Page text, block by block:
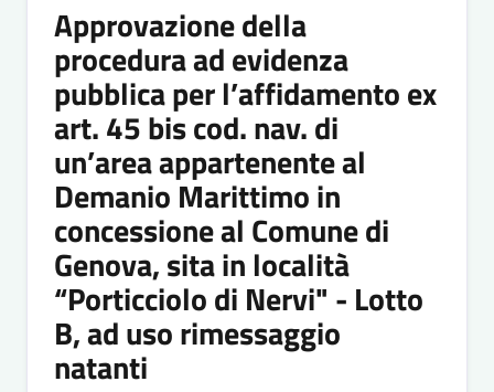
Approvazione della
procedura ad evidenza
pubblica per l’affidamento ex
art. 45 bis cod. nav. di
un’area appartenente al
Demanio Marittimo in
concessione al Comune di
Genova, sita in località
“Porticciolo di Nervi" - Lotto
B, ad uso rimessaggio
natanti